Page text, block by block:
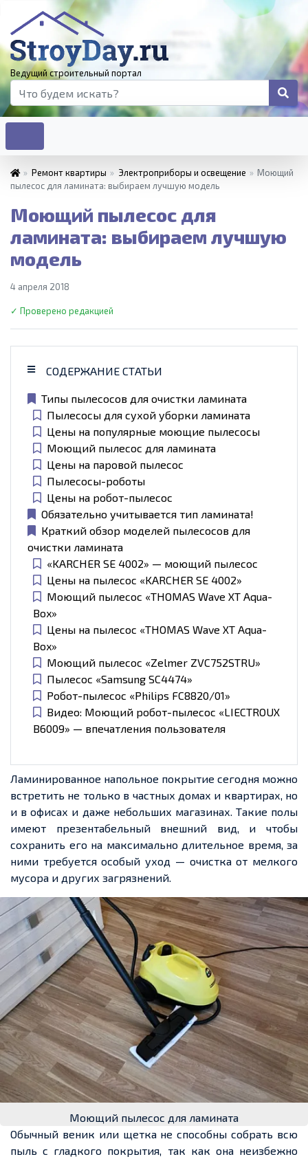
Ведущий строительный портал
» Ремонт квартиры » Электроприборы и освещение » Моющий
пылесос для ламината: выбираем лучшую модель
Моющий пылесос для
ламината: выбираем лучшую
модель
4 апреля 2018
✓ Проверено редакцией
СОДЕРЖАНИЕ СТАТЬИ
Типы пылесосов для очистки ламината
Пылесосы для сухой уборки ламината
Цены на популярные моющие пылесосы
Моющий пылесос для ламината
Цены на паровой пылесос
Пылесосы-роботы
Цены на робот-пылесос
Обязательно учитывается тип ламината!
Краткий обзор моделей пылесосов для
очистки ламината
«KARCHER SE 4002» — моющий пылесос
Цены на пылесос «KARCHER SE 4002»
Моющий пылесос «THOMAS Wave XT Aqua-
Box»
Цены на пылесос «THOMAS Wave XT Aqua-
Box»
Моющий пылесос «Zelmer ZVC752STRU»
Пылесос «Samsung SC4474»
Робот-пылесос «Philips FC8820/01»
Видео: Моющий робот-пылесос «LIECTROUX
B6009» — впечатления пользователя
Ламинированное напольное покрытие сегодня можно
встретить не только в частных домах и квартирах, но
и в офисах и даже небольших магазинах. Такие полы
имеют презентабельный внешний вид, и чтобы
сохранить его на максимально длительное время, за
ними требуется особый уход — очистка от мелкого
мусора и других загрязнений.
Моющий пылесос для ламината
Обычный веник или щетка не способны собрать всю
пыль с гладкого покрытия, так как она неизбежно